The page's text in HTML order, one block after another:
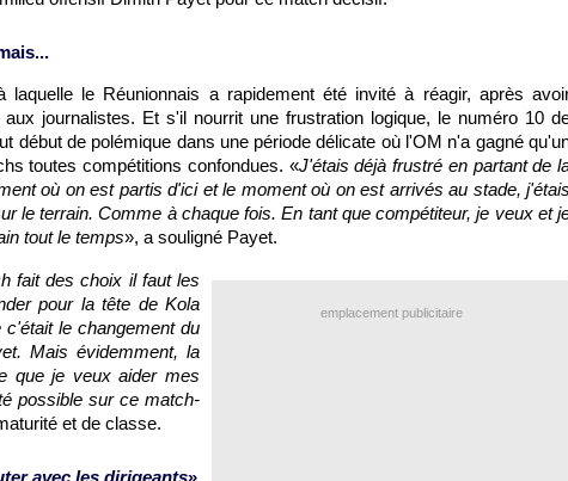
laquelle le Réunionnais a rapidement été invité à réagir, après
journalistes. Et s'il nourrit une frustration logique, le numéro 10
début de polémique dans une période délicate où l'OM n'a gagné
toutes compétitions confondues. «J'étais déjà frustré en partant de
où on est partis d'ici et le moment où on est arrivés au stade, j'étais
le terrain. Comme à chaque fois. En tant que compétiteur, je veux et
tout le temps», a souligné Payet.
emplacement publicitaire
fait des choix il faut les
pour la tête de Kola
c'était le changement du
Mais évidemment, la
que je veux aider mes
possible sur ce match-
et de classe.
avec les dirigeants»